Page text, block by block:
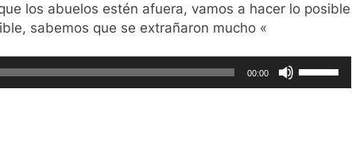
los abuelos estén afuera, vamos a hacer lo posible
sabemos que se extrañaron mucho «
00:00